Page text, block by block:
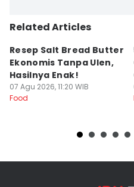
Related Articles
Resep Salt Bread Butter
Ekonomis Tanpa Ulen,
Hasilnya Enak!
07 Agu 2026, 11:20 WIB
Food